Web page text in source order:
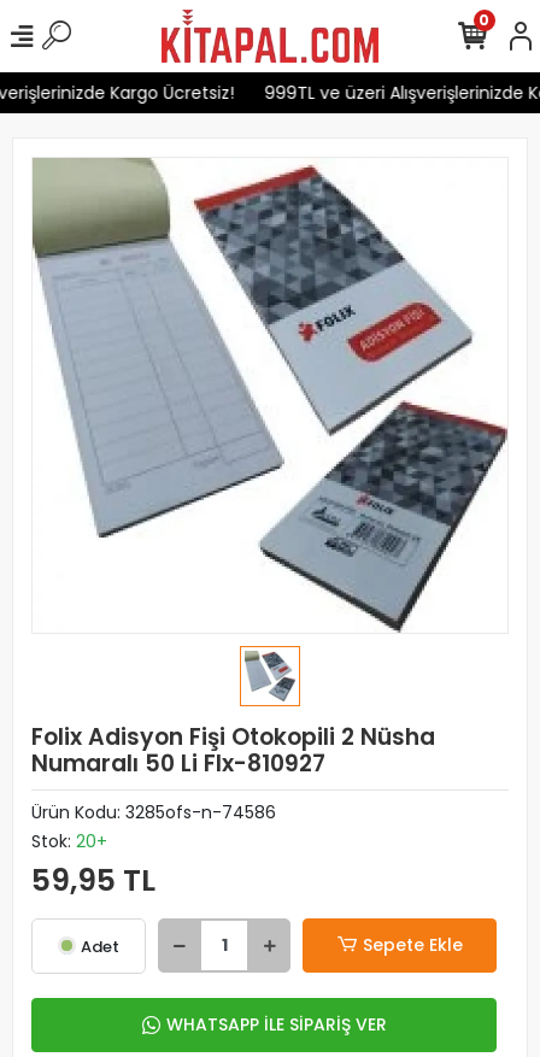
Kargo Ücretsiz! 999TL ve üzeri Alışverişlerinizde
0
Folix Adisyon Fişi Otokopili 2 Nüsha
Numaralı 50 Li Flx-810927
Ürün Kodu: 3285ofs-n-74586
Stok: 20+
59,95 TL
Adet Sepete Ekle
WHATSAPP İLE SİPARİŞ VER